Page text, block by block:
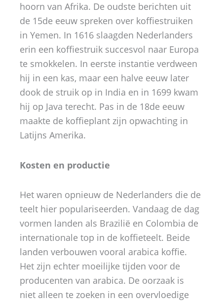
hoorn van Afrika. De oudste berichten uit
de 15de eeuw spreken over koffiestruiken
in Yemen. In 1616 slaagden Nederlanders
erin een koffiestruik succesvol naar Europa
te smokkelen. In eerste instantie verdween
hij in een kas, maar een halve eeuw later
dook de struik op in India en in 1699 kwam
hij op Java terecht. Pas in de 18de eeuw
maakte de koffieplant zijn opwachting in
Latijns Amerika.
Kosten en productie
Het waren opnieuw de Nederlanders die de
teelt hier populariseerden. Vandaag de dag
vormen landen als Brazilië en Colombia de
internationale top in de koffieteelt. Beide
landen verbouwen vooral arabica koffie.
Het zijn echter moeilijke tijden voor de
producenten van arabica. De oorzaak is
niet alleen te zoeken in een overvloedige